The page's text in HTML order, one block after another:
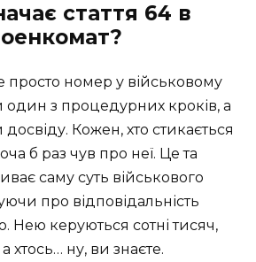
стаття 64 в
просто номер у військовому
один з процедурних кроків, а
Кожен, хто стикається
б раз чув про неї. Це та
саму суть військового
про відповідальність
Нею керуються сотні тисяч,
хтось… ну, ви знаєте.